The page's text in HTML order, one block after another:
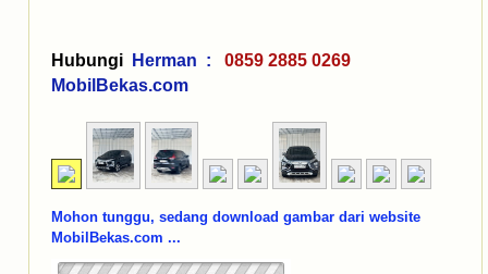
Hubungi Herman :
0859 2885 0269
MobilBekas.com
Mohon tunggu, sedang download gambar dari website
MobilBekas.com ...